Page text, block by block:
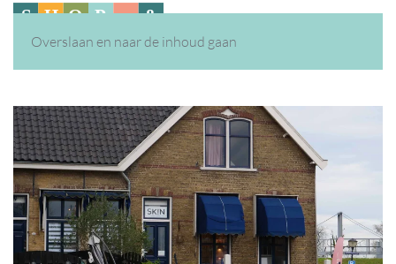
Overslaan en naar de inhoud gaan